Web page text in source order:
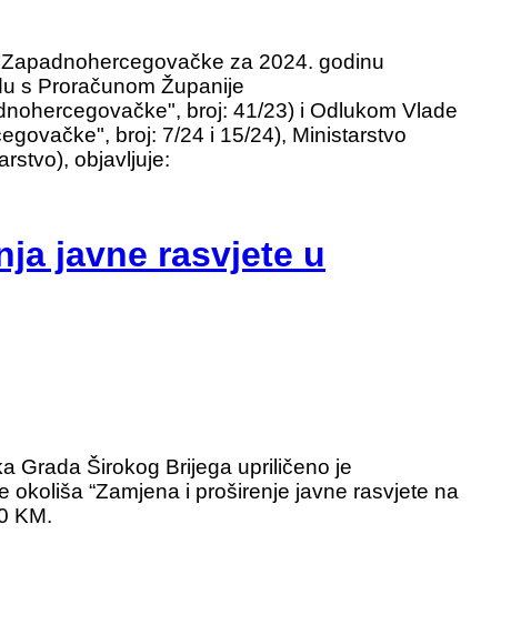
za 2024. godinu
s Proračunom Županije
broj: 41/23) i Odlukom Vlade
broj: 7/24 i 15/24), Ministarstvo
objavljuje:
javne rasvjete u
Grada Širokog Brijega upriličeno je
“Zamjena i proširenje javne rasvjete na
KM.